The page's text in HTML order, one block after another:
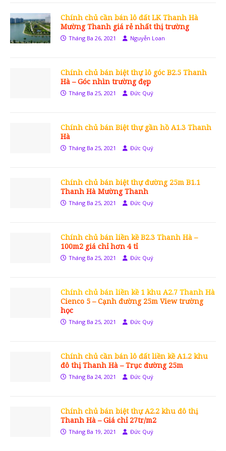
Chính chủ cần bán lô đất LK Thanh Hà
Mường Thanh giá rẻ nhất thị trường
Tháng Ba 26, 2021 Nguyễn Loan
Chính chủ bán biệt thự lô góc B2.5 Thanh
Hà – Góc nhìn trường đẹp
Tháng Ba 25, 2021 Đức Quý
Chính chủ bán Biệt thự gần hồ A1.3 Thanh
Hà
Tháng Ba 25, 2021 Đức Quý
Chính chủ bán biệt thự đường 25m B1.1
Thanh Hà Mường Thanh
Tháng Ba 25, 2021 Đức Quý
Chính chủ bán liền kề B2.3 Thanh Hà –
100m2 giá chỉ hơn 4 tỉ
Tháng Ba 25, 2021 Đức Quý
Chính chủ bán liền kề 1 khu A2.7 Thanh Hà
Cienco 5 – Cạnh đường 25m View trường
học
Tháng Ba 25, 2021 Đức Quý
Chính chủ cần bán lô đất liền kề A1.2 khu
đô thị Thanh Hà – Trục đường 25m
Tháng Ba 24, 2021 Đức Quý
Chính chủ bán biệt thự A2.2 khu đô thị
Thanh Hà – Giá chỉ 27tr/m2
Tháng Ba 19, 2021 Đức Quý